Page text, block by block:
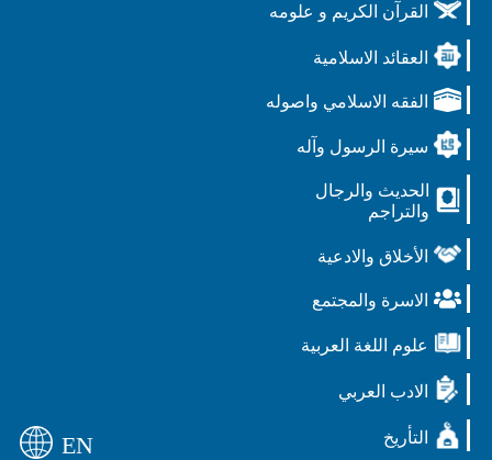
القرآن الكريم و علومه
العقائد الاسلامية
الفقه الاسلامي واصوله
سيرة الرسول وآله
الحديث والرجال
والتراجم
الأخلاق والادعية
الاسرة والمجتمع
علوم اللغة العربية
الادب العربي
التأريخ EN